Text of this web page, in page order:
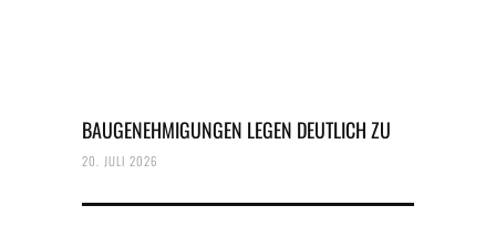
BAUGENEHMIGUNGEN LEGEN DEUTLICH ZU
20. JULI 2026